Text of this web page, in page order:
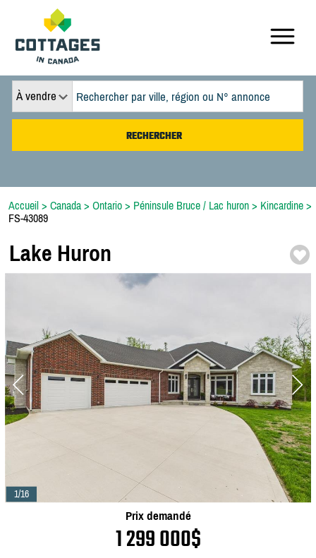
À vendre
Accueil > Canada > Ontario > Péninsule Bruce / Lac huron > Kincardine >
FS-43089
Lake Huron
1/16
Prix demandé
1 299 000$